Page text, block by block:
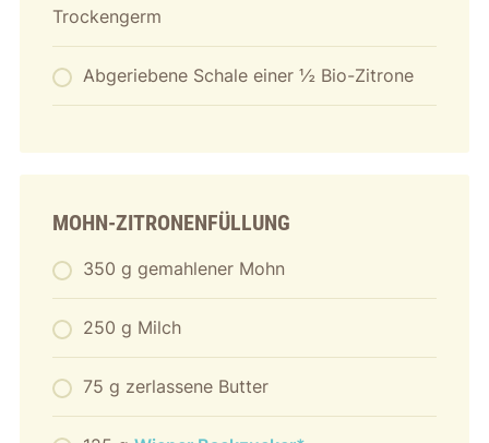
Trockengerm
Abgeriebene Schale einer ½ Bio-Zitrone
MOHN-ZITRONENFÜLLUNG
350 g gemahlener Mohn
250 g Milch
75 g zerlassene Butter